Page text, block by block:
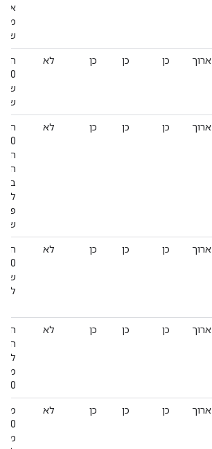
ארוך כן כן כן לא
ארוך כן כן כן לא
ארוך כן כן כן לא
ארוך כן כן כן לא
ארוך כן כן כן לא